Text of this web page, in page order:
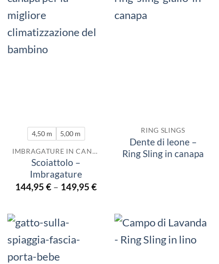
4,50 m 5,00 m
IMBRAGATURE IN CANAPA
Scoiattolo –
Imbragature
144,95 € – 149,95 €
RING SLINGS
Dente di leone –
Ring Sling in canapa